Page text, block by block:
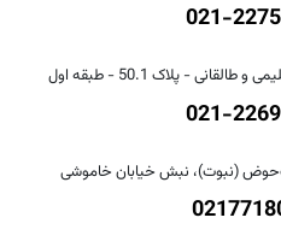
021-
- پلاک 50.1 - طبقه اول
021-
(نبوت)، نبش خیابان خاموشی